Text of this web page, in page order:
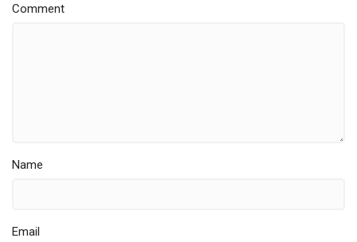
Comment
Name
Email